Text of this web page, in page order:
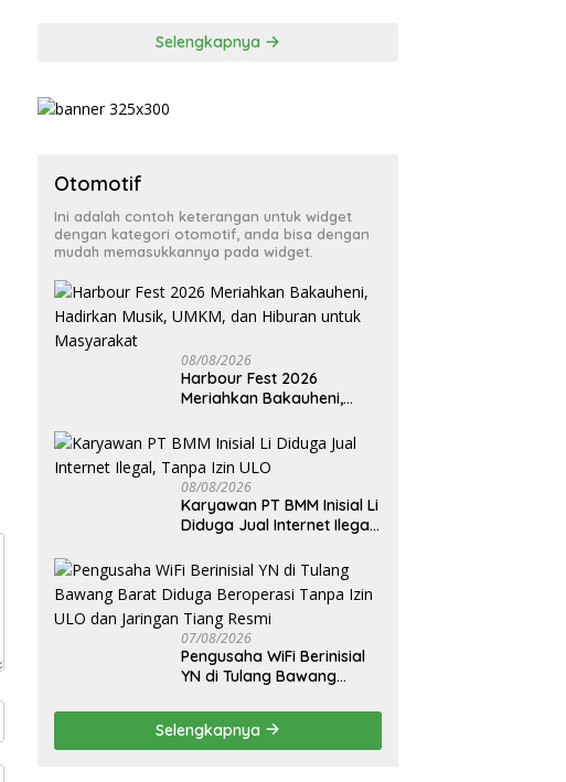
Selengkapnya
Otomotif
Ini adalah contoh keterangan untuk widget
dengan kategori otomotif, anda bisa dengan
mudah memasukkannya pada widget.
08/08/2026
Harbour Fest 2026
Meriahkan Bakauheni,
dan Hiburan untuk
Masyarakat
08/08/2026
Karyawan PT BMM Inisial Li
Diduga Jual Internet Ilegal,
07/08/2026
Pengusaha WiFi Berinisial
YN di Tulang Bawang
Tanpa Izin ULO dan
Jaringan Tiang Resmi
Selengkapnya